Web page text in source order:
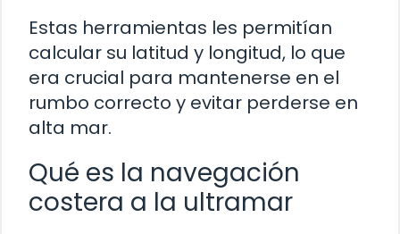
Estas herramientas les permitían
calcular su latitud y longitud, lo que
era crucial para mantenerse en el
rumbo correcto y evitar perderse en
alta mar.
Qué es la navegación
costera a la ultramar